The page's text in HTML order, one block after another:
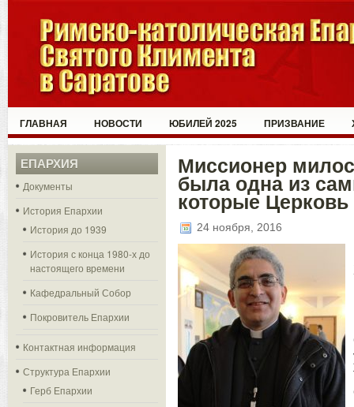
ГЛАВНАЯ НОВОСТИ ЮБИЛЕЙ 2025 ПРИЗВАНИЕ
ЕПАРХИЯ
Документы
История Епархии
История до 1939
История с конца 1980-х до
настоящего времени
Кафедральный Собор
Покровитель Епархии
Контактная информация
Структура Епархии
Герб Епархии
Миссионер
была одна из
которые
24 ноября, 2016